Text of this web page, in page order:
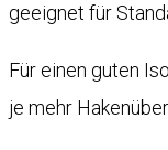
geeignet für
Für einen guten
je mehr